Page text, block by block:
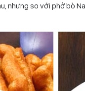
nhưng so với phở bò